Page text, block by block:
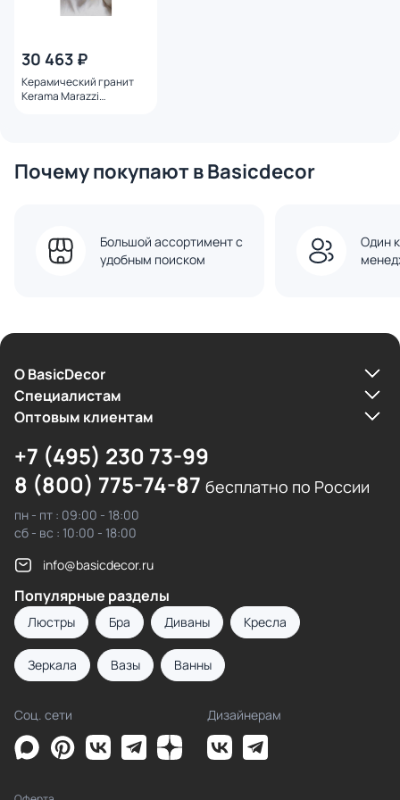
30 463 ₽
Керамический гранит
Kerama Marazzi
Почему покупают в Basicdecor
Большой ассортимент с
удобным поиском
Один
О BasicDecor
Cпециалистам
Оптовым клиентам
+7 (495) 230 73-99
8 (800) 775-74-87 бесплатно по России
пн - пт : 09:00 - 18:00
сб - вс : 10:00 - 18:00
info@basicdecor.ru
Популярные разделы
Люстры Бра Диваны Кресла
Зеркала Вазы Ванны
Соц. сети Дизайнерам